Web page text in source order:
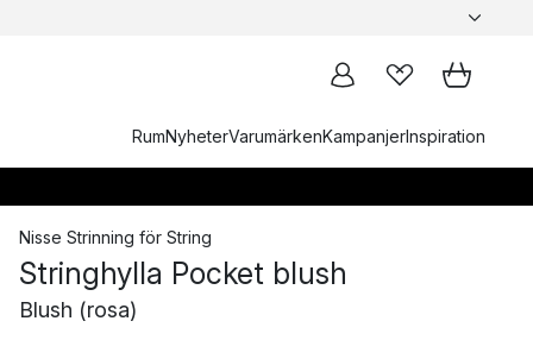
RumNyheterVarumärkenKampanjerInspiration
Nisse Strinning för String
Stringhylla Pocket blush
Blush (rosa)